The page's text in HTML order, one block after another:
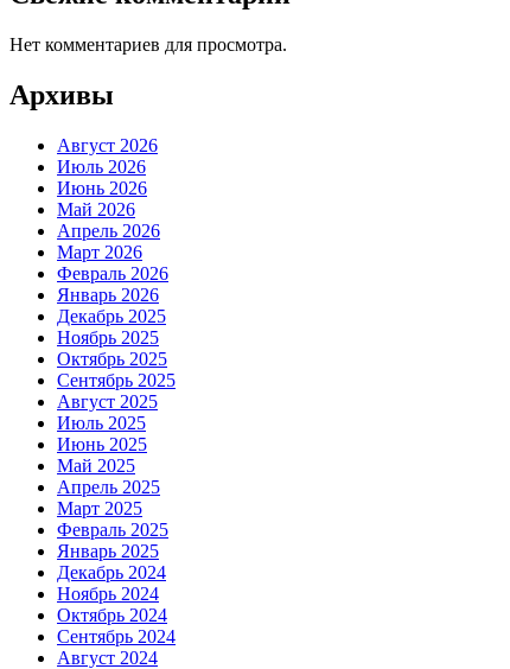
Нет комментариев для просмотра.
Архивы
Август 2026
Июль 2026
Июнь 2026
Май 2026
Апрель 2026
Март 2026
Февраль 2026
Январь 2026
Декабрь 2025
Ноябрь 2025
Октябрь 2025
Сентябрь 2025
Август 2025
Июль 2025
Июнь 2025
Май 2025
Апрель 2025
Март 2025
Февраль 2025
Январь 2025
Декабрь 2024
Ноябрь 2024
Октябрь 2024
Сентябрь 2024
Август 2024